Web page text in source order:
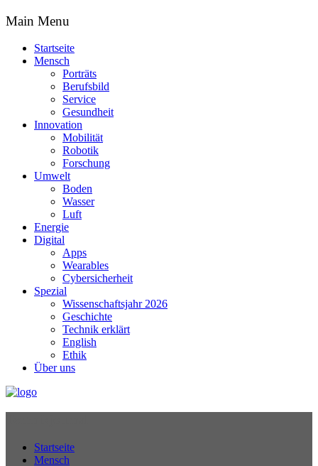
Main Menu
Startseite
Mensch
Porträts
Berufsbild
Service
Gesundheit
Innovation
Mobilität
Robotik
Forschung
Umwelt
Boden
Wasser
Luft
Energie
Digital
Apps
Wearables
Cybersicherheit
Spezial
Wissenschaftsjahr 2026
Geschichte
Technik erklärt
English
Ethik
Über uns
Startseite
Mensch